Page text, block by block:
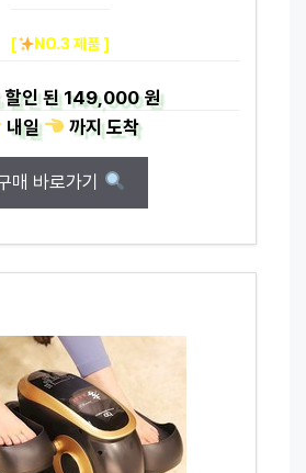
[ NO.3 제품 ]
할인 된149,000 원
내일
까지도착
매 바로가기